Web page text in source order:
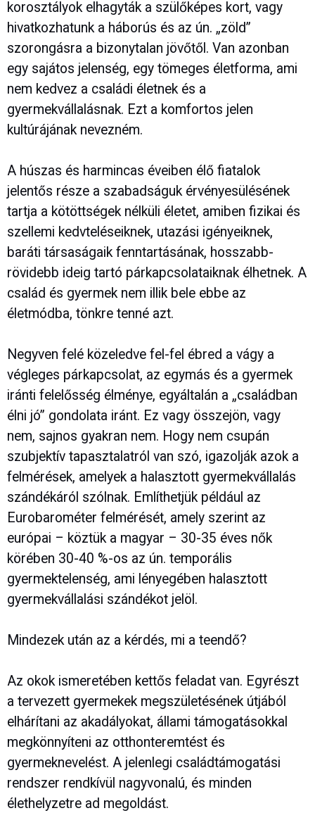
korosztályok elhagyták a szülőképes kort, vagy
hivatkozhatunk a háborús és az ún. „zöld”
szorongásra a bizonytalan jövőtől. Van azonban
egy sajátos jelenség, egy tömeges életforma, ami
nem kedvez a családi életnek és a
gyermekvállalásnak. Ezt a komfortos jelen
kultúrájának nevezném.
A húszas és harmincas éveiben élő fiatalok
jelentős része a szabadságuk érvényesülésének
tartja a kötöttségek nélküli életet, amiben fizikai és
szellemi kedvteléseiknek, utazási igényeiknek,
baráti társaságaik fenntartásának, hosszabb-
rövidebb ideig tartó párkapcsolataiknak élhetnek. A
család és gyermek nem illik bele ebbe az
életmódba, tönkre tenné azt.
Negyven felé közeledve fel-fel ébred a vágy a
végleges párkapcsolat, az egymás és a gyermek
iránti felelősség élménye, egyáltalán a „családban
élni jó” gondolata iránt. Ez vagy összejön, vagy
nem, sajnos gyakran nem. Hogy nem csupán
szubjektív tapasztalatról van szó, igazolják azok a
felmérések, amelyek a halasztott gyermekvállalás
szándékáról szólnak. Említhetjük például az
Eurobarométer felmérését, amely szerint az
európai – köztük a magyar – 30-35 éves nők
körében 30-40 %-os az ún. temporális
gyermektelenség, ami lényegében halasztott
gyermekvállalási szándékot jelöl.
Mindezek után az a kérdés, mi a teendő?
Az okok ismeretében kettős feladat van. Egyrészt
a tervezett gyermekek megszületésének útjából
elhárítani az akadályokat, állami támogatásokkal
megkönnyíteni az otthonteremtést és
gyermeknevelést. A jelenlegi családtámogatási
rendszer rendkívül nagyvonalú, és minden
élethelyzetre ad megoldást.